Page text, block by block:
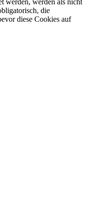
die
diese Cookies auf